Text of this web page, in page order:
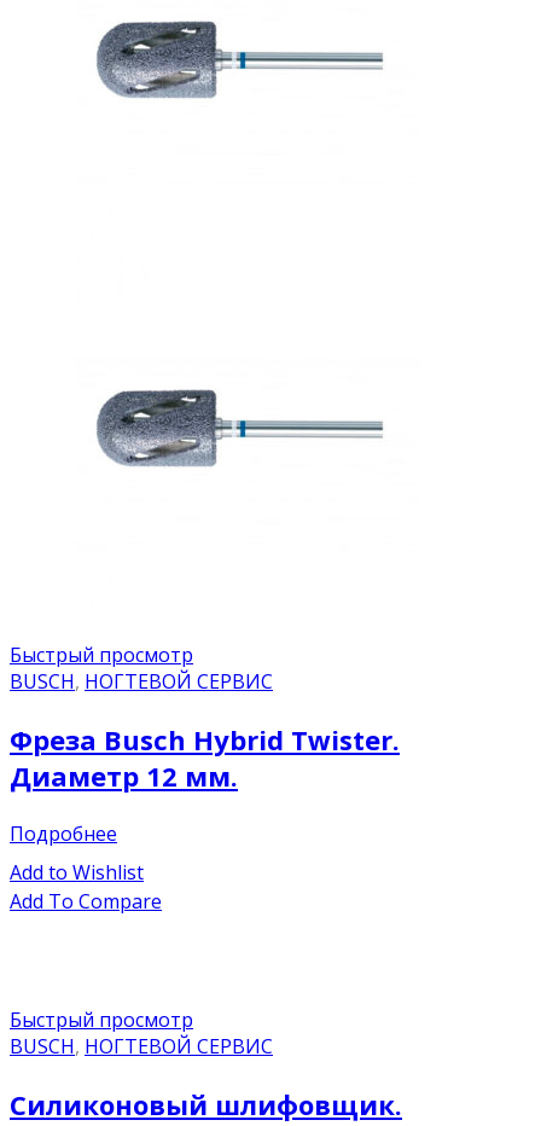
Быстрый просмотр
BUSCH, НОГТЕВОЙ СЕРВИС
Фреза Busch Hybrid Twister.
Диаметр 12 мм.
Подробнее
Add to Wishlist
Add To Compare
Быстрый просмотр
BUSCH, НОГТЕВОЙ СЕРВИС
Силиконовый шлифовщик.